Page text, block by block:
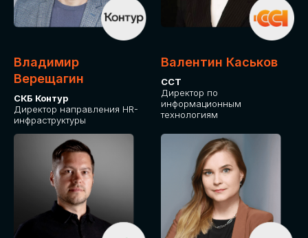
Владимир
Верещагин
СКБ Контур
Директор направления HR-
инфраструктуры
Валентин Каськов
ССТ
Директор по
информационным
технологиям
ДЛЯ ОПЛАТЫ БИЛЕТОВ
ОТ ФИЗИЧЕСКОГО ЛИЦА